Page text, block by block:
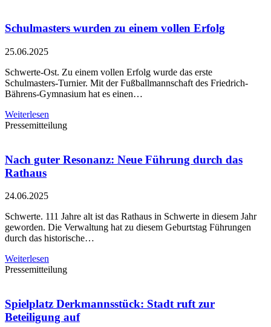
Schulmasters wurden zu einem vollen Erfolg
25.06.2025
Schwerte-Ost. Zu einem vollen Erfolg wurde das erste
Schulmasters-Turnier. Mit der Fußballmannschaft des Friedrich-
Bährens-Gymnasium hat es einen…
Weiterlesen
Pressemitteilung
Nach guter Resonanz: Neue Führung durch das
Rathaus
24.06.2025
Schwerte. 111 Jahre alt ist das Rathaus in Schwerte in diesem Jahr
geworden. Die Verwaltung hat zu diesem Geburtstag Führungen
durch das historische…
Weiterlesen
Pressemitteilung
Spielplatz Derkmannsstück: Stadt ruft zur
Beteiligung auf